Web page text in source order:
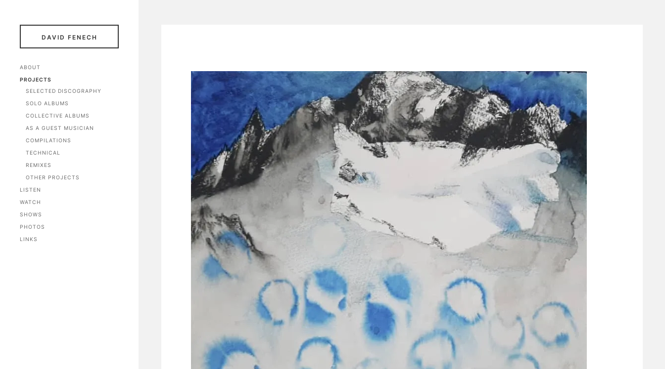
DAVID FENECH
ABOUT
PROJECTS
SELECTED DISCOGRAPHY
SOLO ALBUMS
COLLECTIVE ALBUMS
AS A GUEST MUSICIAN
COMPILATIONS
TECHNICAL
REMIXES
OTHER PROJECTS
LISTEN
WATCH
SHOWS
PHOTOS
LINKS